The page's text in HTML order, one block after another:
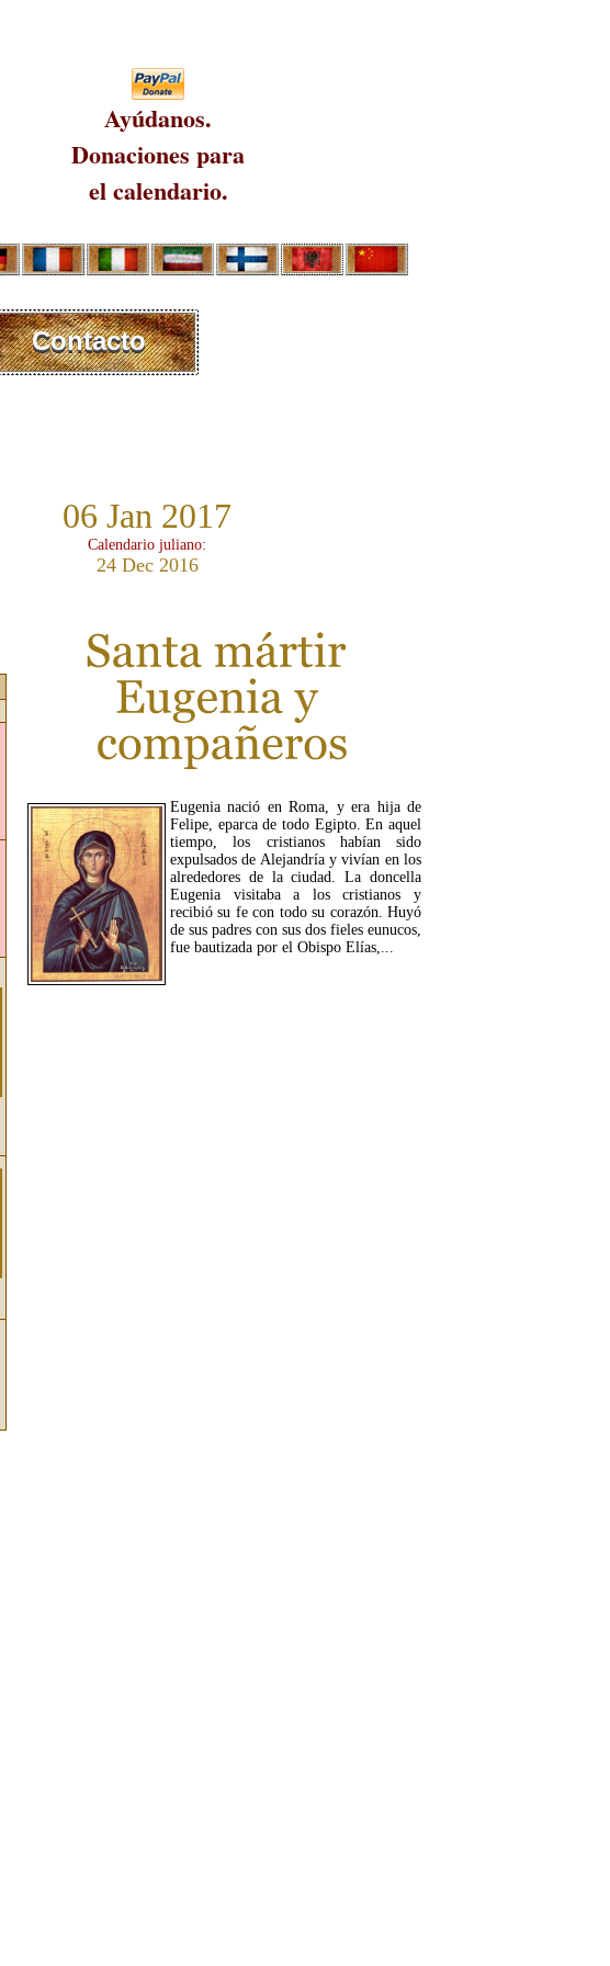
Ayúdanos.
Donaciones para
el calendario.
Contacto
06 Jan 2017
Calendario juliano:
24 Dec 2016
Eugenia nació en Roma, y era hija de
Felipe, eparca de todo Egipto. En aquel
tiempo, los cristianos habían sido
expulsados de Alejandría y vivían en los
alrededores de la ciudad. La doncella
Eugenia visitaba a los cristianos y
recibió su fe con todo su corazón. Huyó
de sus padres con sus dos fieles eunucos,
fue bautizada por el Obispo Elías,...